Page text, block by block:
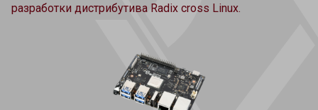
разработки дистрибутива Radix cross Linux.